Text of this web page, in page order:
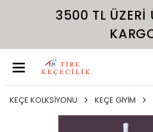
3500 TL ÜZERI
KEÇE KOLKSİYONU KEÇE GİYİM